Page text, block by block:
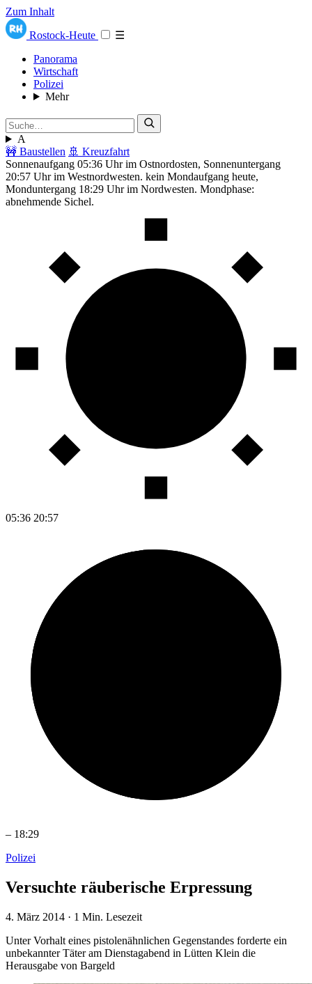
Zum Inhalt
Rostock-Heute
☰
Panorama
Wirtschaft
Polizei
Mehr
A
🚧 Baustellen 🚢 Kreuzfahrt
Sonnenaufgang 05:36 Uhr im Ostnordosten, Sonnenuntergang
20:57 Uhr im Westnordwesten. kein Mondaufgang heute,
Monduntergang 18:29 Uhr im Nordwesten. Mondphase:
abnehmende Sichel.
05:36 20:57
– 18:29
Polizei
Versuchte räuberische Erpressung
4. März 2014 · 1 Min. Lesezeit
Unter Vorhalt eines pistolenähnlichen Gegenstandes forderte ein
unbekannter Täter am Dienstagabend in Lütten Klein die
Herausgabe von Bargeld